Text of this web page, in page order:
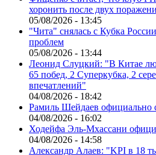
хоронить после двух
05/08/2026 - 13:45
"Чита" снялась с Кубка
проблем
05/08/2026 - 13:44
Леонид Слуцкий: "В Китае
65 побед, 2 Суперкубка, 2
впечатлений"
04/08/2026 - 18:42
Рамиль Шейдаев официально
04/08/2026 - 16:02
Ходейфа Эль-Мхассани
04/08/2026 - 14:58
Александр Алаев: "KPI в 18